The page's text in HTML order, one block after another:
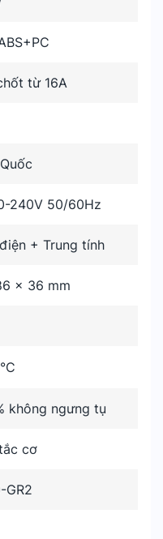
từ 16A
240V 50/60Hz
+ Trung tính
x 36 mm
không ngưng tụ
cơ
GR2